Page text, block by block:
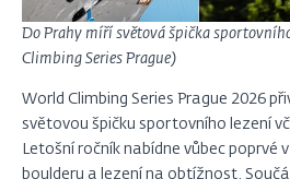
Do Prahy míří světová špička
Climbing Series Prague)
World Climbing Series Prague 2026
světovou špičku sportovního lezení
Letošní ročník nabídne vůbec poprvé
boulderu a lezení na obtížnost.